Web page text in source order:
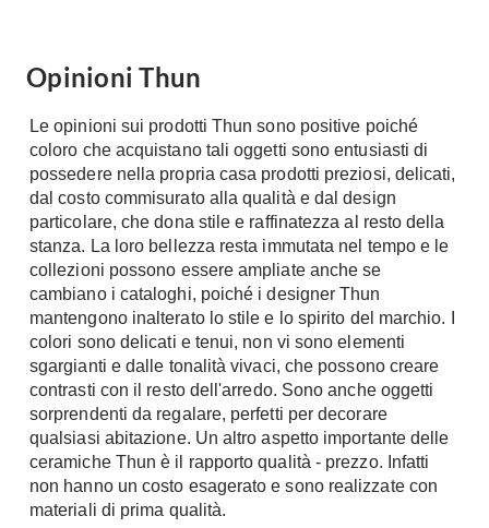
Opinioni Thun
Le opinioni sui prodotti Thun sono positive poiché
coloro che acquistano tali oggetti sono entusiasti di
possedere nella propria casa prodotti preziosi, delicati,
dal costo commisurato alla qualità e dal design
particolare, che dona stile e raffinatezza al resto della
stanza. La loro bellezza resta immutata nel tempo e le
collezioni possono essere ampliate anche se
cambiano i cataloghi, poiché i designer Thun
mantengono inalterato lo stile e lo spirito del marchio. I
colori sono delicati e tenui, non vi sono elementi
sgargianti e dalle tonalità vivaci, che possono creare
contrasti con il resto dell'arredo. Sono anche oggetti
sorprendenti da regalare, perfetti per decorare
qualsiasi abitazione. Un altro aspetto importante delle
ceramiche Thun è il rapporto qualità - prezzo. Infatti
non hanno un costo esagerato e sono realizzate con
materiali di prima qualità.